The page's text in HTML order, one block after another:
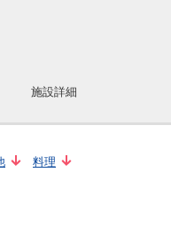
施設詳細
料理